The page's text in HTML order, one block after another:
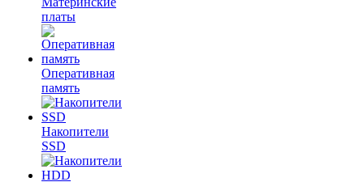
платы
Оперативная
память
Накопители
SSD